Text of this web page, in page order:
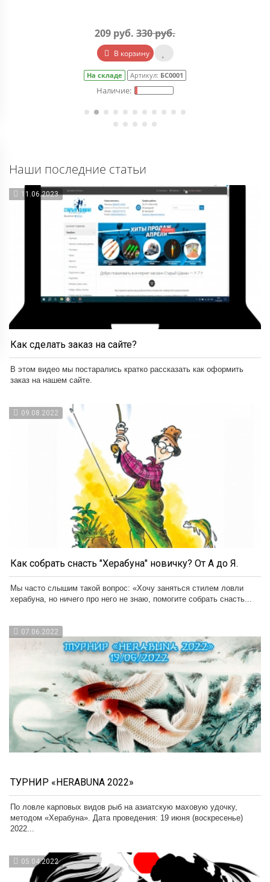
209 руб. 330 руб.
В корзину
На складе Артикул: БС0001
Наши последние статьи
11.06.2023
Как сделать заказ на сайте?
В этом видео мы постарались кратко рассказать как оформить
заказ на нашем сайте.
09.08.2022
Как собрать снасть "Херабуна" новичку? От А до Я.
Мы часто слышим такой вопрос: «Хочу заняться стилем ловли
херабуна, но ничего про него не знаю, помогите собрать снасть...
07.06.2022
ТУРНИР «HERABUNA 2022»
По ловле карповых видов рыб на азиатскую маховую удочку,
методом «Херабуна». Дата проведения: 19 июня (воскресенье)
2022...
05.04.2022